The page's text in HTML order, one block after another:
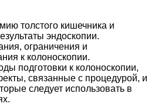
толстого кишечника и
эндоскопии.
ограничения и
к колоноскопии.
подготовки к колоноскопии,
связанные с процедурой, и
следует использовать в